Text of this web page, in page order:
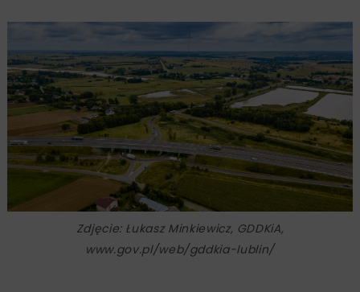
Zdjęcie: Łukasz Minkiewicz, GDDKiA,
www.gov.pl/web/gddkia-lublin/